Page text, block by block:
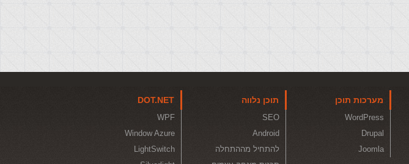
מערכות תוכן
WordPress
Drupal
Joomla
תוכן נלווה
SEO
Android
להתחיל מההתחלה
DOT.NET
WPF
Window Azure
LightSwitch